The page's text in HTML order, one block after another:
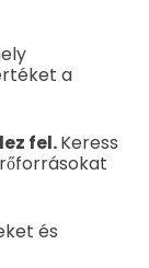
a
fel.Keress
és